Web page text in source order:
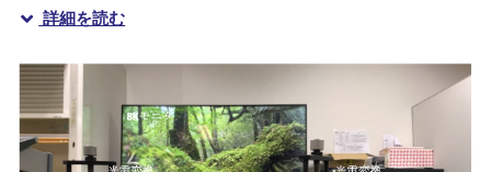
大阪大学大学院基礎工学研究科の冨士田誠之准教授、永妻忠夫
次世代の移動体通信規格6Gでは、8K等の超高精細映像を低遅
詳細を読む